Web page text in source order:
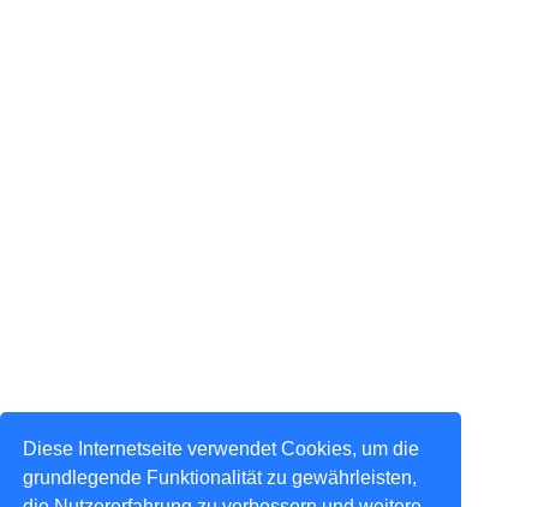
Diese Internetseite verwendet Cookies, um die
grundlegende Funktionalität zu gewährleisten,